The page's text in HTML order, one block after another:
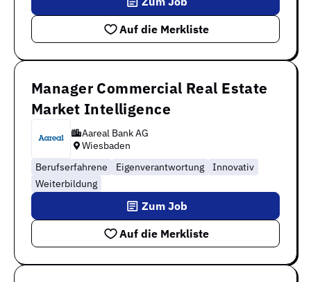
Auf die Merkliste
Manager Commercial Real Estate
Market Intelligence
Aareal Bank AG
Wiesbaden
Berufserfahrene
Eigenverantwortung
Innovativ
Weiterbildung
Auf die Merkliste
Zum Job